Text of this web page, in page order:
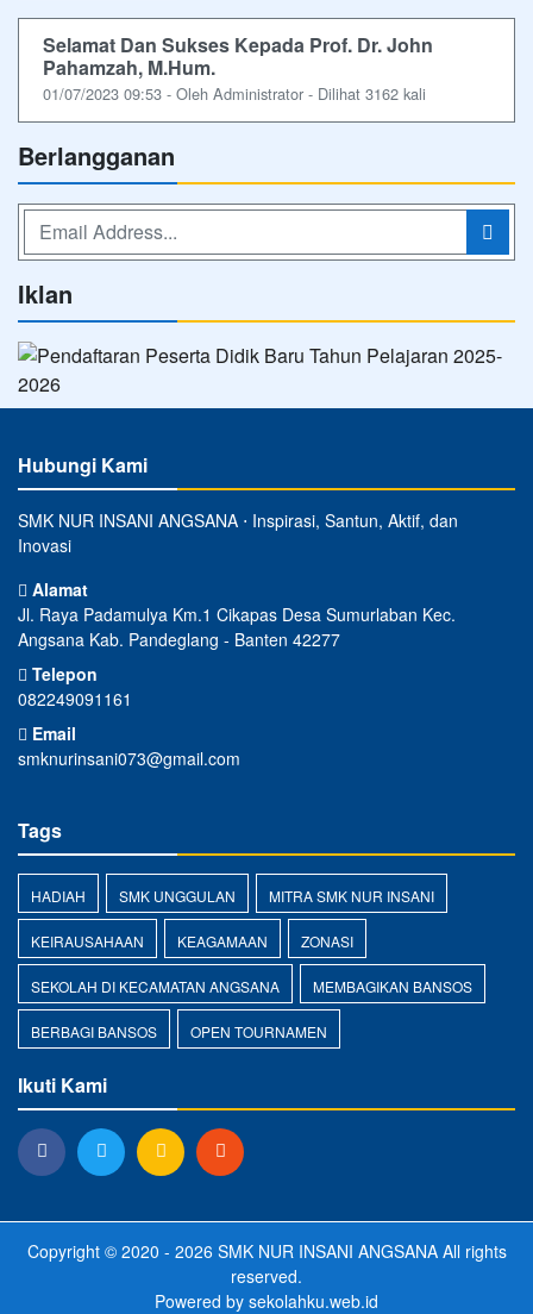
Selamat Dan Sukses Kepada Prof. Dr. John
Pahamzah, M.Hum.
01/07/2023 09:53 - Oleh Administrator - Dilihat 3162 kali
Berlangganan
Iklan
Hubungi Kami
SMK NUR INSANI ANGSANA ⋅ Inspirasi, Santun, Aktif, dan
Inovasi
Alamat
Jl. Raya Padamulya Km.1 Cikapas Desa Sumurlaban Kec.
Angsana Kab. Pandeglang - Banten 42277
Telepon
082249091161
Email
smknurinsani073@gmail.com
Tags
HADIAH SMK UNGGULAN MITRA SMK NUR INSANI
KEIRAUSAHAAN KEAGAMAAN ZONASI
SEKOLAH DI KECAMATAN ANGSANA MEMBAGIKAN BANSOS
BERBAGI BANSOS OPEN TOURNAMEN
Ikuti Kami
Copyright © 2020 - 2026 SMK NUR INSANI ANGSANAAll rights
reserved.
Powered by sekolahku.web.id